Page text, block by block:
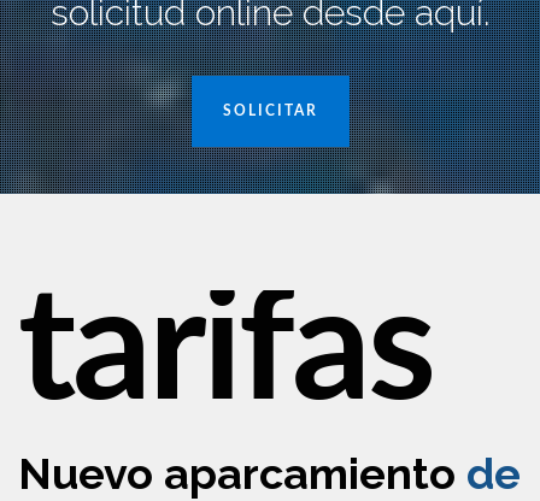
solicitud online desde aquí.
SOLICITAR
tarifas
Nuevo aparcamiento de